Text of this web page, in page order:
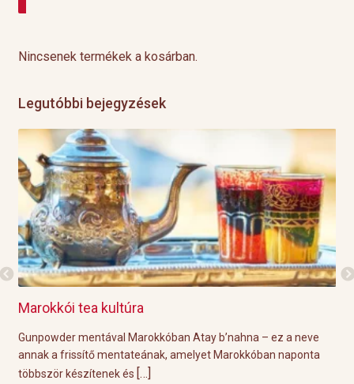
Nincsenek termékek a kosárban.
Legutóbbi bejegyzések
Marokkói tea kultúra
Gunpowder mentával Marokkóban Atay b’nahna – ez a neve
annak a frissítő mentateának, amelyet Marokkóban naponta
többször készítenek és […]